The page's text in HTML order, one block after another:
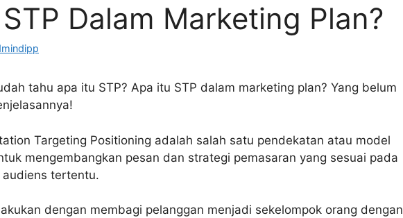
Dalam Marketing Plan?
tahu apa itu STP? Apa itu STP dalam marketing plan? Yang belum
Targeting Positioning adalah salah satu pendekatan atau model
mengembangkan pesan dan strategi pemasaran yang sesuai pada
tertentu.
dengan membagi pelanggan menjadi sekelompok orang dengan